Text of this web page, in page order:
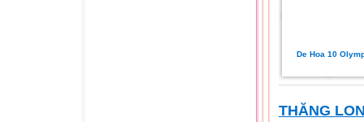
De Hoa 10
THĂNG